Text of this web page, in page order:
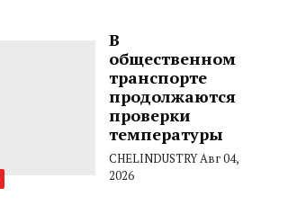
В
общественном
транспорте
продолжаются
проверки
температуры
CHELINDUSTRYАвг 04,
2026